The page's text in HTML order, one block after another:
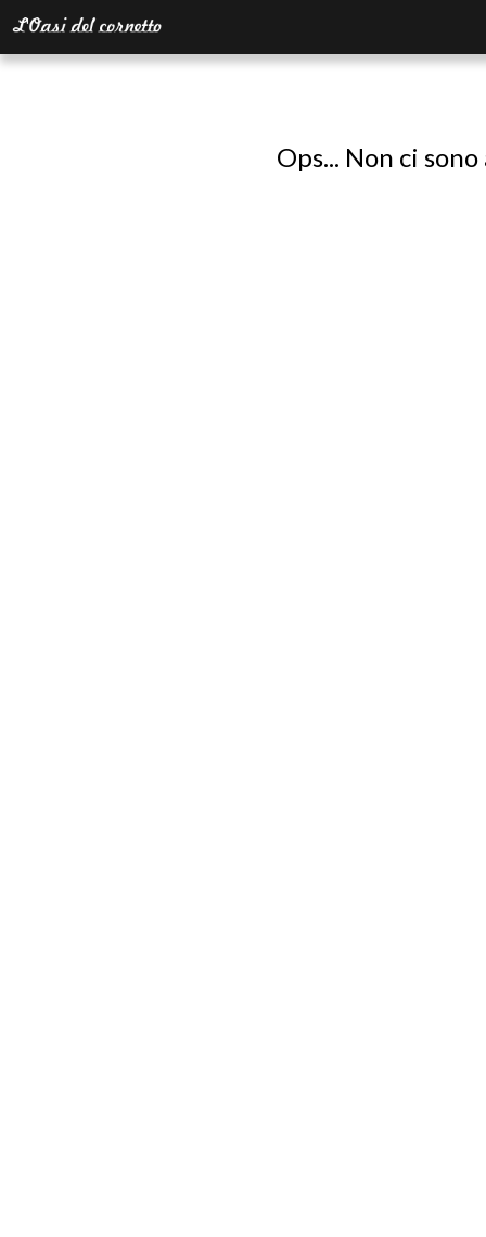
Ops... Non ci